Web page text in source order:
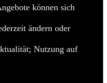
können sich
ändern oder
Nutzung auf